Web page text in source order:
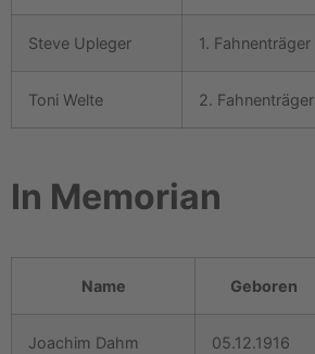
Steve Upleger 1. Fahnenträger
Toni Welte 2. Fahnenträger
In Memorian
Name Geboren
Joachim Dahm 05.12.1916